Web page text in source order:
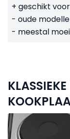
+ geschikt
- oude
- meestal